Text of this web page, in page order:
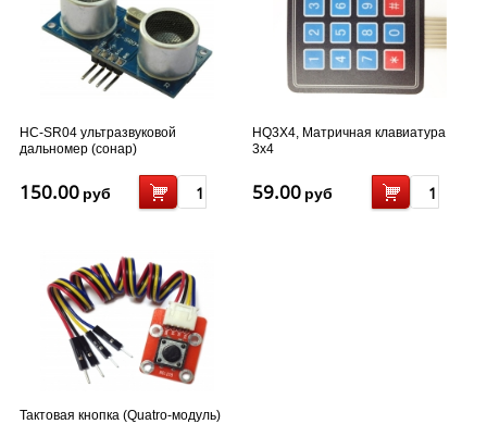
HC-SR04 ультразвуковой
дальномер (сонар)
150.00 руб
HQ3X4, Матричная клавиатура
3x4
59.00 руб
Тактовая кнопка (Quatro-модуль)